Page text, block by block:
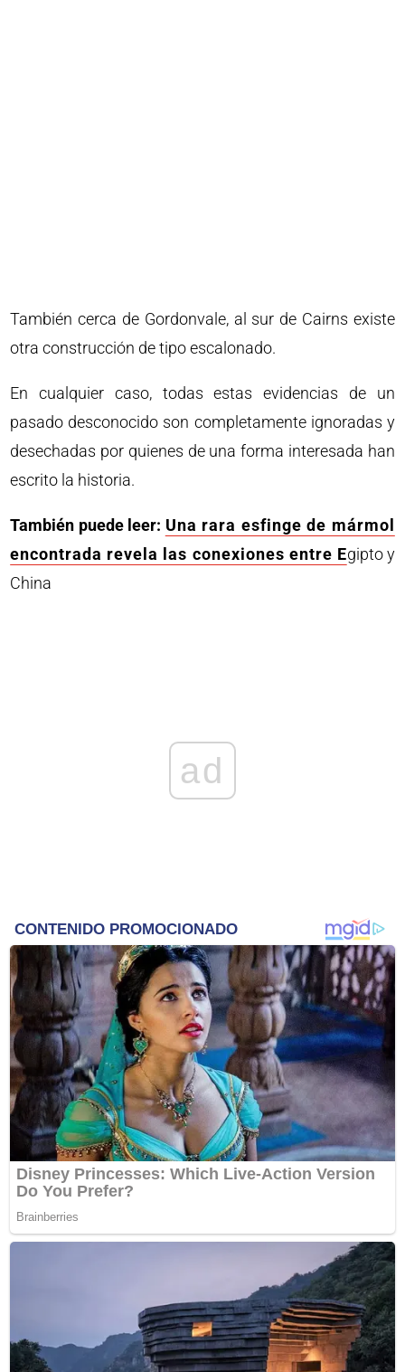
También cerca de Gordonvale, al sur de Cairns existe
otra construcción de tipo escalonado.
En cualquier caso, todas estas evidencias de un
pasado desconocido son completamente ignoradas y
desechadas por quienes de una forma interesada han
escrito la historia.
También puede leer: Una rara esfinge de mármol
encontrada revela las conexiones entre Egipto y
China
ad